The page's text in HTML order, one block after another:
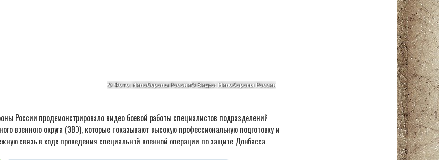
России продемонстрировало видео боевой работы специалистов подразделений
военного округа (ЗВО), которые показывают высокую профессиональную подготовку и
связь в ходе проведения специальной военной операции по защите Донбасса.